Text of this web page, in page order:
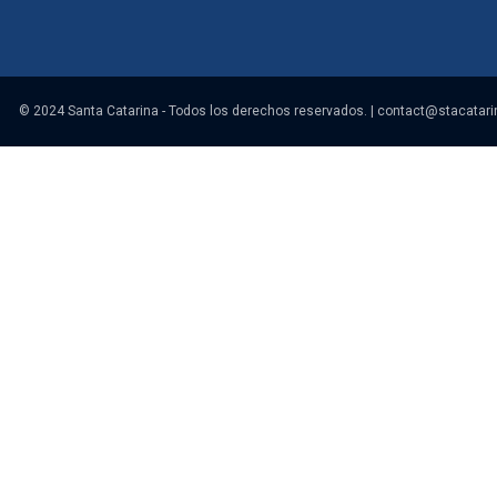
© 2024 Santa Catarina - Todos los derechos reservados. |